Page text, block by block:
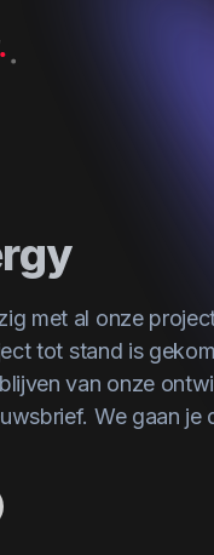
met al onze
tot stand is
van onze
. We gaan je